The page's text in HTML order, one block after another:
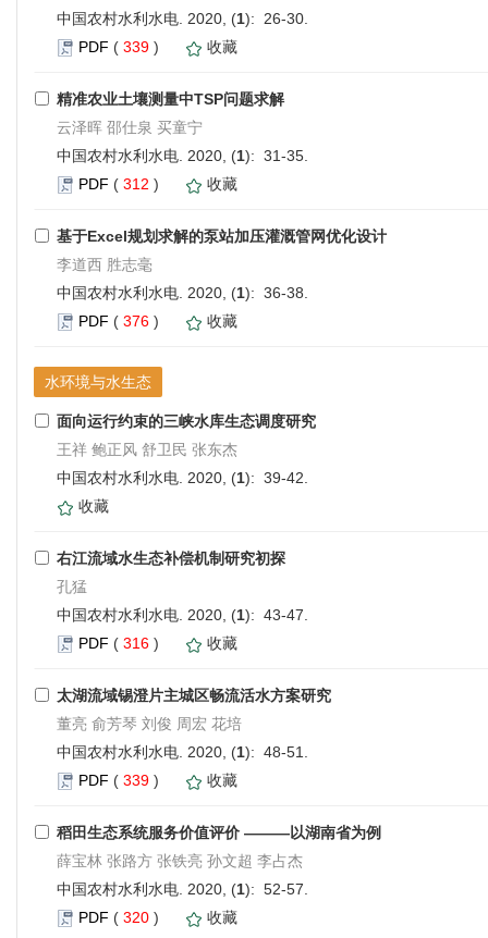
中国农村水利水电. 2020, (1): 26-30.
PDF ( 339 ) 收藏
精准农业土壤测量中TSP问题求解
云泽晖 邵仕泉 买童宁
中国农村水利水电. 2020, (1): 31-35.
PDF ( 312 ) 收藏
基于Excel规划求解的泵站加压灌溉管网优化设计
李道西 胜志毫
中国农村水利水电. 2020, (1): 36-38.
PDF ( 376 ) 收藏
水环境与水生态
面向运行约束的三峡水库生态调度研究
王祥 鲍正风 舒卫民 张东杰
中国农村水利水电. 2020, (1): 39-42.
收藏
右江流域水生态补偿机制研究初探
孔猛
中国农村水利水电. 2020, (1): 43-47.
PDF ( 316 ) 收藏
太湖流域锡澄片主城区畅流活水方案研究
董亮 俞芳琴 刘俊 周宏 花培
中国农村水利水电. 2020, (1): 48-51.
PDF ( 339 ) 收藏
稻田生态系统服务价值评价 ———以湖南省为例
薛宝林 张路方 张铁亮 孙文超 李占杰
中国农村水利水电. 2020, (1): 52-57.
PDF ( 320 ) 收藏